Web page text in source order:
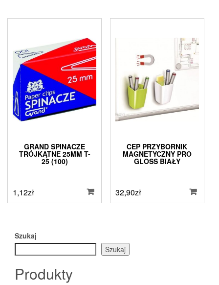
GRAND SPINACZE
TRÓJKĄTNE 25MM T-
25 (100)
1,12zł
CEP PRZYBORNIK
MAGNETYCZNY PRO
GLOSS BIAŁY
32,90zł
Szukaj
Szukaj
Produkty